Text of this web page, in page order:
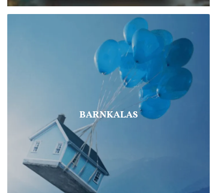
BARNKALAS